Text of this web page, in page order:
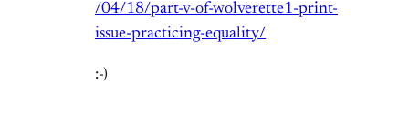
/04/18/part-v-of-wolverette1-print-
issue-practicing-equality/
:-)